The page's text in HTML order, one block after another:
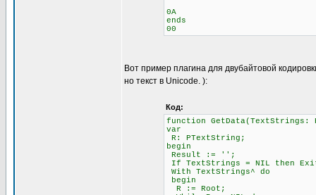
0A
ends
00
Вот пример плагина для двубайтовой
но текст в Unicode. ):
Код:
function
var
R: PTextString;
begin
Result := '';
If TextStrings = NIL then
With TextStrings^ do
begin
R := Root;